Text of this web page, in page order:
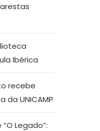
Ibérica
recebe
da UNICAMP
Legado”: